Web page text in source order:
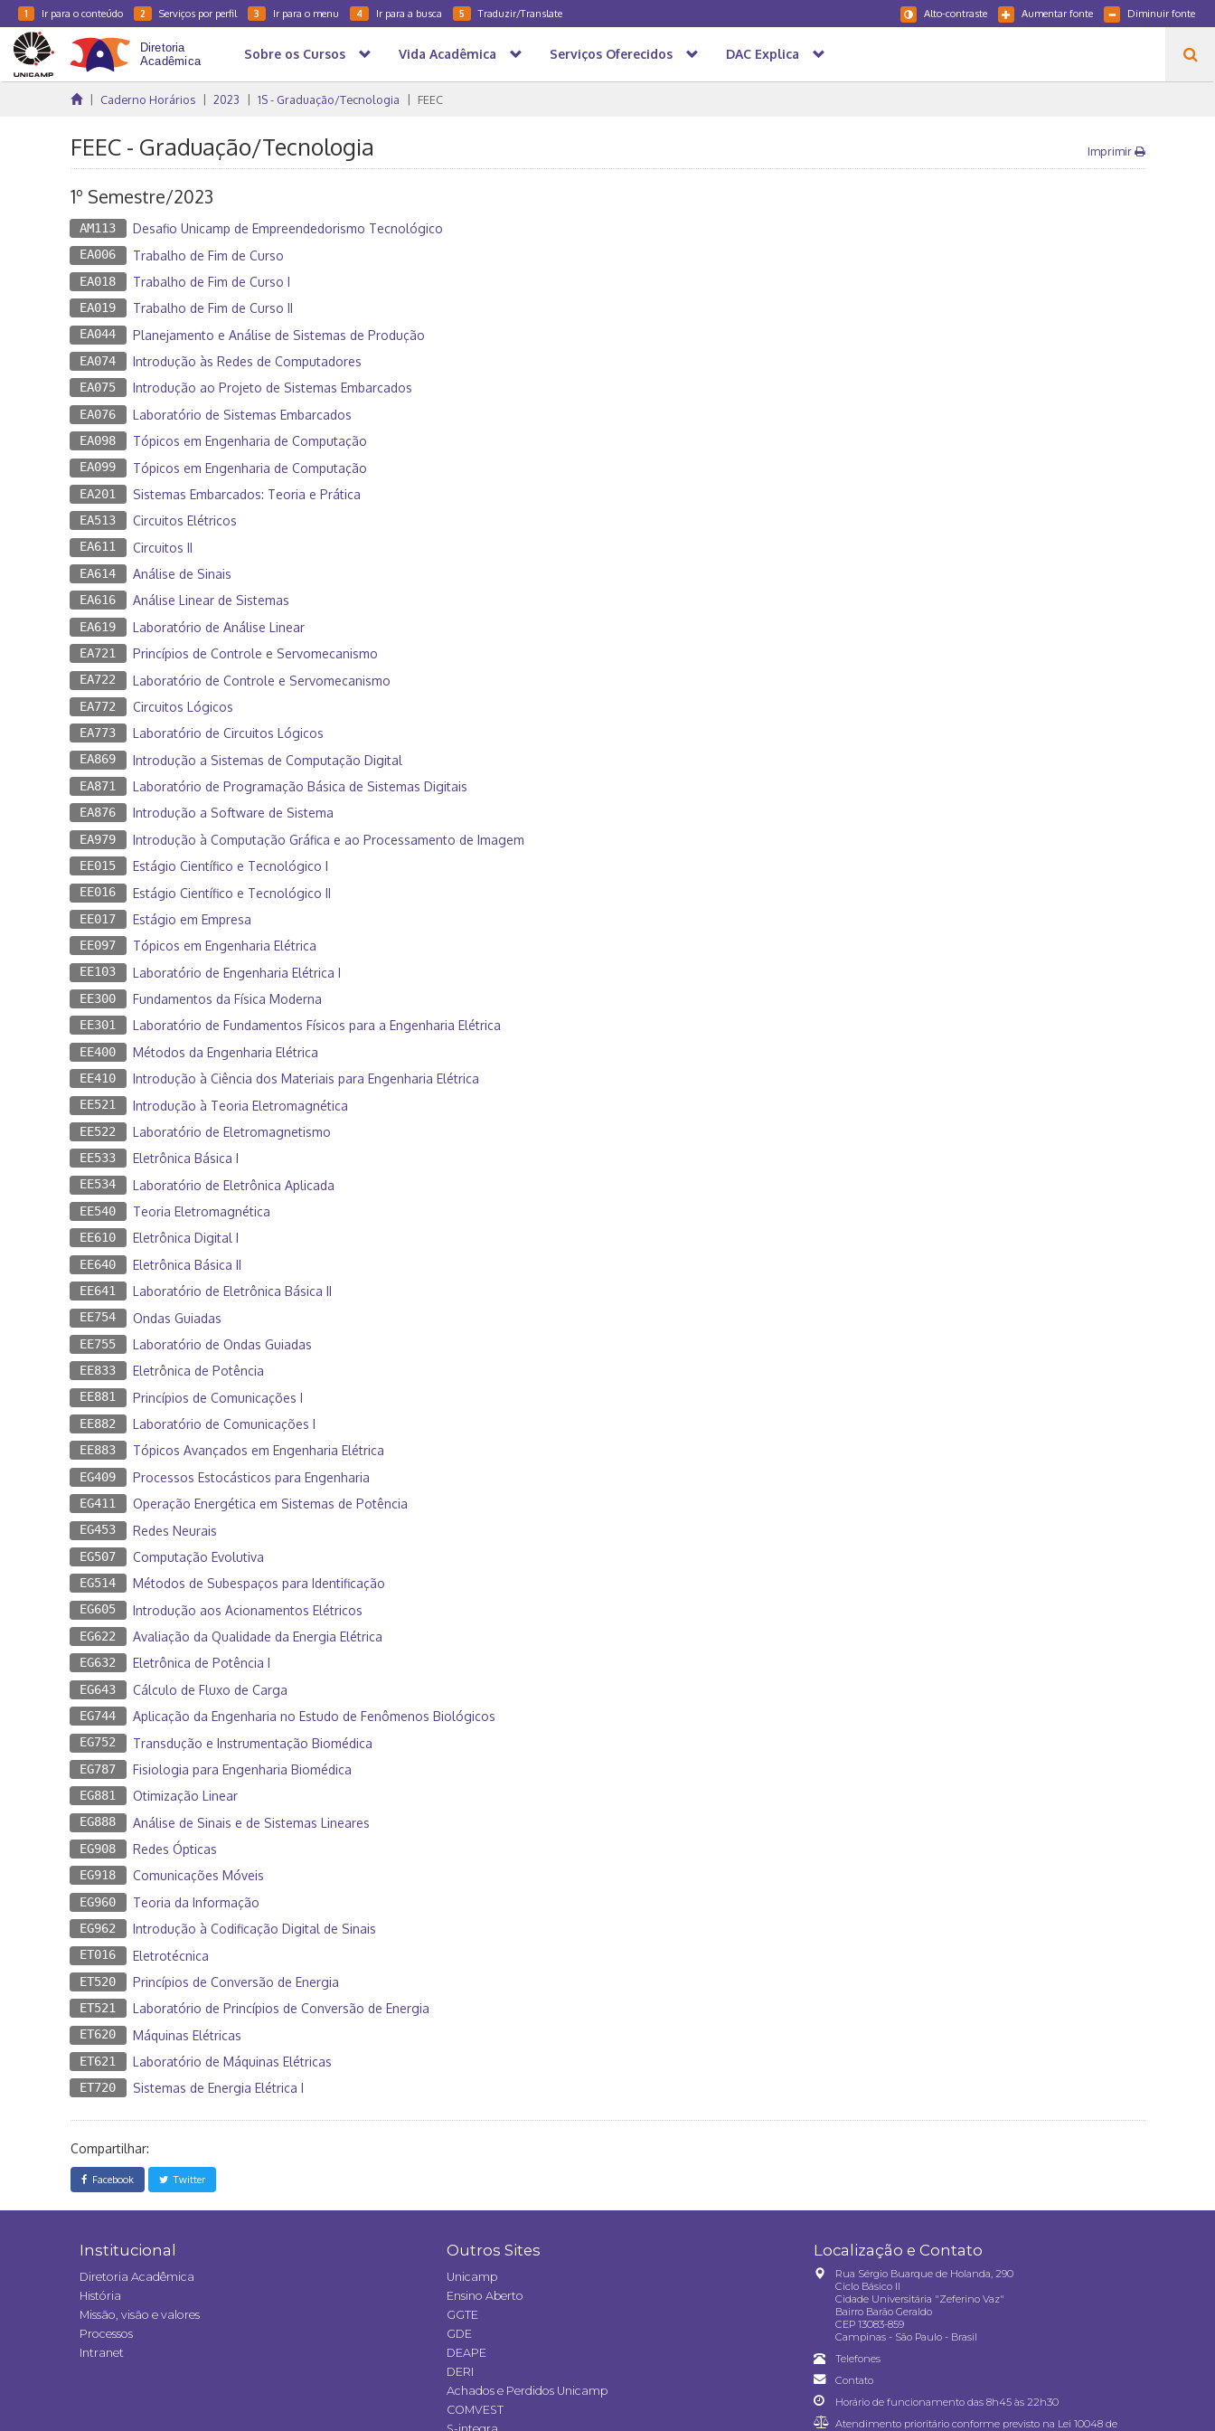
1 Ir para o conteúdo 2 Serviços por perfil 3 Ir para o menu 4 Ir para a busca 5 Traduzir/Translate Diminuir fonte
Aumentar fonte
Alto-contraste
Sobre os Cursos Vida Acadêmica Serviços Oferecidos DAC Explica
Caderno Horários 2023 1S - Graduação/Tecnologia FEEC
FEEC - Graduação/Tecnologia Imprimir
1º Semestre/2023
AM113 Desafio Unicamp de Empreendedorismo Tecnológico
EA006 Trabalho de Fim de Curso
EA018 Trabalho de Fim de Curso I
EA019 Trabalho de Fim de Curso II
EA044 Planejamento e Análise de Sistemas de Produção
EA074 Introdução às Redes de Computadores
EA075 Introdução ao Projeto de Sistemas Embarcados
EA076 Laboratório de Sistemas Embarcados
EA098 Tópicos em Engenharia de Computação
EA099 Tópicos em Engenharia de Computação
EA201 Sistemas Embarcados: Teoria e Prática
EA513 Circuitos Elétricos
EA611 Circuitos II
EA614 Análise de Sinais
EA616 Análise Linear de Sistemas
EA619 Laboratório de Análise Linear
EA721 Princípios de Controle e Servomecanismo
EA722 Laboratório de Controle e Servomecanismo
EA772 Circuitos Lógicos
EA773 Laboratório de Circuitos Lógicos
EA869 Introdução a Sistemas de Computação Digital
EA871 Laboratório de Programação Básica de Sistemas Digitais
EA876 Introdução a Software de Sistema
EA979 Introdução à Computação Gráfica e ao Processamento de Imagem
EE015 Estágio Científico e Tecnológico I
EE016 Estágio Científico e Tecnológico II
EE017 Estágio em Empresa
EE097 Tópicos em Engenharia Elétrica
EE103 Laboratório de Engenharia Elétrica I
EE300 Fundamentos da Física Moderna
EE301 Laboratório de Fundamentos Físicos para a Engenharia Elétrica
EE400 Métodos da Engenharia Elétrica
EE410 Introdução à Ciência dos Materiais para Engenharia Elétrica
EE521 Introdução à Teoria Eletromagnética
EE522 Laboratório de Eletromagnetismo
EE533 Eletrônica Básica I
EE534 Laboratório de Eletrônica Aplicada
EE540 Teoria Eletromagnética
EE610 Eletrônica Digital I
EE640 Eletrônica Básica II
EE641 Laboratório de Eletrônica Básica II
EE754 Ondas Guiadas
EE755 Laboratório de Ondas Guiadas
EE833 Eletrônica de Potência
EE881 Princípios de Comunicações I
EE882 Laboratório de Comunicações I
EE883 Tópicos Avançados em Engenharia Elétrica
EG409 Processos Estocásticos para Engenharia
EG411 Operação Energética em Sistemas de Potência
EG453 Redes Neurais
EG507 Computação Evolutiva
EG514 Métodos de Subespaços para Identificação
EG605 Introdução aos Acionamentos Elétricos
EG622 Avaliação da Qualidade da Energia Elétrica
EG632 Eletrônica de Potência I
EG643 Cálculo de Fluxo de Carga
EG744 Aplicação da Engenharia no Estudo de Fenômenos Biológicos
EG752 Transdução e Instrumentação Biomédica
EG787 Fisiologia para Engenharia Biomédica
EG881 Otimização Linear
EG888 Análise de Sinais e de Sistemas Lineares
EG908 Redes Ópticas
EG918 Comunicações Móveis
EG960 Teoria da Informação
EG962 Introdução à Codificação Digital de Sinais
ET016 Eletrotécnica
ET520 Princípios de Conversão de Energia
ET521 Laboratório de Princípios de Conversão de Energia
ET620 Máquinas Elétricas
ET621 Laboratório de Máquinas Elétricas
ET720 Sistemas de Energia Elétrica I
Compartilhar:
Facebook Twitter
Institucional
Diretoria Acadêmica
História
Missão, visão e valores
Processos
Intranet
Outros Sites
Unicamp
Ensino Aberto
GGTE
GDE
DEAPE
DERI
Achados e Perdidos Unicamp
COMVEST
Localização e Contato
Rua Sérgio Buarque de Holanda, 290
Ciclo Básico II
Cidade Universitária "Zeferino Vaz"
Bairro Barão Geraldo
CEP 13083-859
Campinas - São Paulo - Brasil
Telefones
Contato
Horário de funcionamento das 8h45 às 22h30
Atendimento prioritário conforme previsto na Lei 10048 de